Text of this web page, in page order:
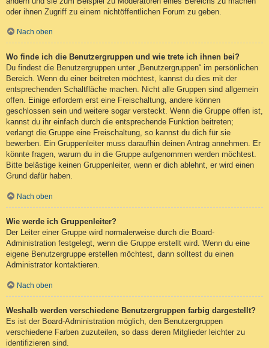
oder ihnen Zugriff zu einem nichtöffentlichen Forum zu geben.
Nach oben
Wo finde ich die Benutzergruppen und wie trete ich ihnen bei?
Du findest die Benutzergruppen unter „Benutzergruppen“ im persönlichen
Bereich. Wenn du einer beitreten möchtest, kannst du dies mit der
entsprechenden Schaltfläche machen. Nicht alle Gruppen sind allgemein
offen. Einige erfordern erst eine Freischaltung, andere können
geschlossen sein und weitere sogar versteckt. Wenn die Gruppe offen ist,
kannst du ihr einfach durch die entsprechende Funktion beitreten;
verlangt die Gruppe eine Freischaltung, so kannst du dich für sie
bewerben. Ein Gruppenleiter muss daraufhin deinen Antrag annehmen. Er
könnte fragen, warum du in die Gruppe aufgenommen werden möchtest.
Bitte belästige keinen Gruppenleiter, wenn er dich ablehnt, er wird einen
Grund dafür haben.
Nach oben
Wie werde ich Gruppenleiter?
Der Leiter einer Gruppe wird normalerweise durch die Board-
Administration festgelegt, wenn die Gruppe erstellt wird. Wenn du eine
eigene Benutzergruppe erstellen möchtest, dann solltest du einen
Administrator kontaktieren.
Nach oben
Weshalb werden verschiedene Benutzergruppen farbig dargestellt?
Es ist der Board-Administration möglich, den Benutzergruppen
verschiedene Farben zuzuteilen, so dass deren Mitglieder leichter zu
identifizieren sind.